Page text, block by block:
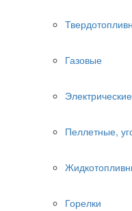
Газовые
Электрические
Пеллетные,
Горелки